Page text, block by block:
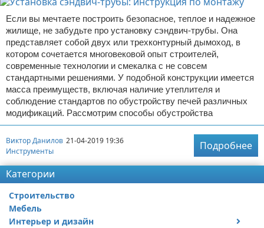
Если вы мечтаете построить безопасное, теплое и надежное
жилище, не забудьте про установку сэндвич-трубы. Она
представляет собой двух или трехконтурный дымоход, в
котором сочетается многовековой опыт строителей,
современные технологии и смекалка с не совсем
стандартными решениями. У подобной конструкции имеется
масса преимуществ, включая наличие утеплителя и
соблюдение стандартов по обустройству печей различных
модификаций. Рассмотрим способы обустройства
Виктор Данилов 21-04-2019 19:36
Инструменты
Подробнее
Категории
Строительство
Мебель
Интерьер и дизайн